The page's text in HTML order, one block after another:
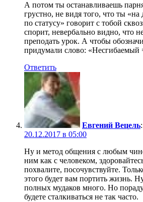
А потом ты останавливаешь
грустно, не видя того, что ты
по статусу» говорит с тобой
спорит, невербально видно, что
преподать урок. А чтобы
придумали слово: «Несгибаемый
Ответить
Евгений Вецель:
20.12.2017 в 05:00
Ну и метод общения с любым
ним как с человеком,
похвалите, посочувствуйте.
этого будет вам портить жизнь.
полных мудаков много. Но
будете сталкиваться не так часто.